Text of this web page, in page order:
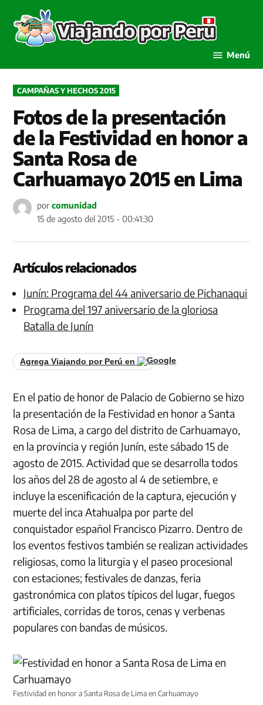
contenido
por
Menú
PUBLICADO
EN
CAMPAÑAS Y HECHOS 2015
Fotos de la presentación
de la Festividad en honor a
Santa Rosa de
Carhuamayo 2015 en Lima
por comunidad
15 de agosto del 2015 - 00:41:30
Artículos relacionados
Junín: Programa del 44 aniversario de Pichanaqui
Programa del 197 aniversario de la gloriosa
Batalla de Junín
Agrega Viajando por Perú en
En el patio de honor de Palacio de Gobierno se hizo
la presentación de la Festividad en honor a Santa
Rosa de Lima, a cargo del distrito de Carhuamayo,
en la provincia y región Junín, este sábado 15 de
agosto de 2015. Actividad que se desarrolla todos
los años del 28 de agosto al 4 de setiembre, e
incluye la escenificación de la captura, ejecución y
muerte del inca Atahualpa por parte del
conquistador español Francisco Pizarro. Dentro de
los eventos festivos también se realizan actividades
religiosas, como la liturgia y el paseo procesional
con estaciones; festivales de danzas, feria
gastronómica con platos típicos del lugar, fuegos
artificiales, corridas de toros, cenas y verbenas
populares con bandas de músicos.
Festividad en honor a Santa Rosa de Lima en Carhuamayo